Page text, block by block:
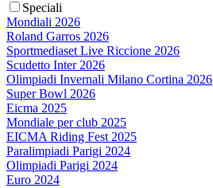
Speciali
Mondiali 2026
Roland Garros 2026
Sportmediaset Live Riccione 2026
Scudetto Inter 2026
Olimpiadi Invernali Milano Cortina 2026
Super Bowl 2026
Eicma 2025
Mondiale per club 2025
EICMA Riding Fest 2025
Paralimpiadi Parigi 2024
Olimpiadi Parigi 2024
Euro 2024